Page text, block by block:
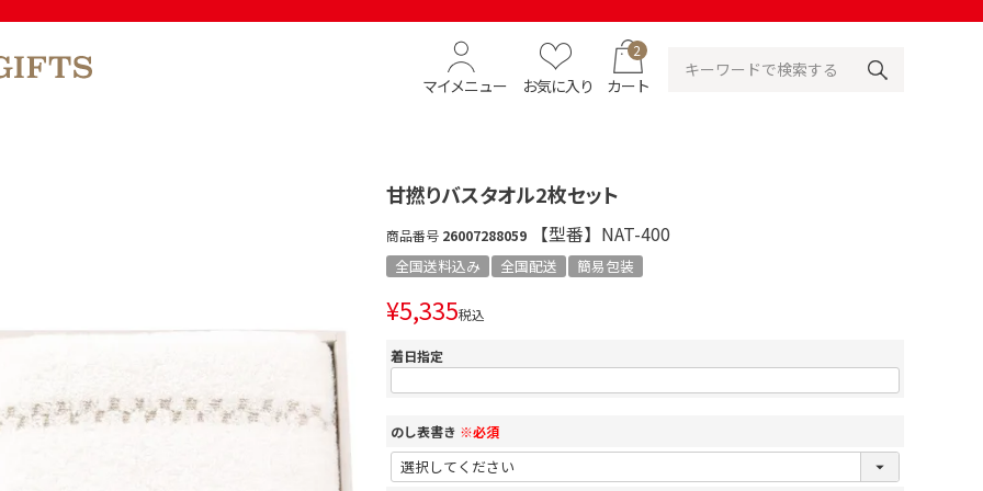
マイメニュー お気に入り
2
カート
甘撚りバスタオル2枚セット
商品番号 26007288059 【型番】NAT-400
全国送料込み 全国配送 簡易包装
¥5,335税込
着日指定
のし表書き ※必須